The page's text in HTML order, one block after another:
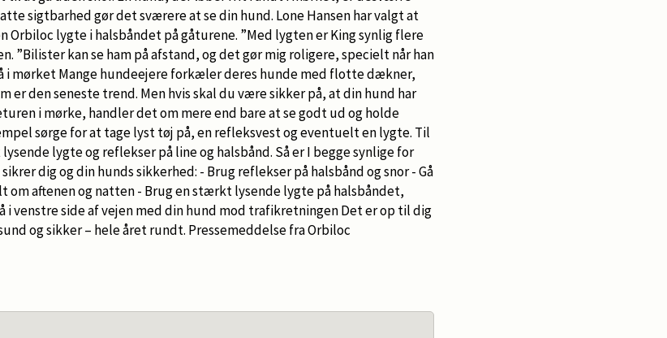
sigtbarhed gør det sværere at se din hund. Lone Hansen har valgt at
Orbiloc lygte i halsbåndet på gåturene. ”Med lygten er King synlig flere
”Bilister kan se ham på afstand, og det gør mig roligere, specielt når han
i mørket Mange hundeejere forkæler deres hunde med flotte dækner,
er den seneste trend. Men hvis skal du være sikker på, at din hund har
i mørke, handler det om mere end bare at se godt ud og holde
sørge for at tage lyst tøj på, en refleksvest og eventuelt en lygte. Til
lygte og reflekser på line og halsbånd. Så er I begge synlige for
dig og din hunds sikkerhed: - Brug reflekser på halsbånd og snor - Gå
om aftenen og natten - Brug en stærkt lysende lygte på halsbåndet,
i venstre side af vejen med din hund mod trafikretningen Det er op til dig
og sikker – hele året rundt. Pressemeddelse fra Orbiloc